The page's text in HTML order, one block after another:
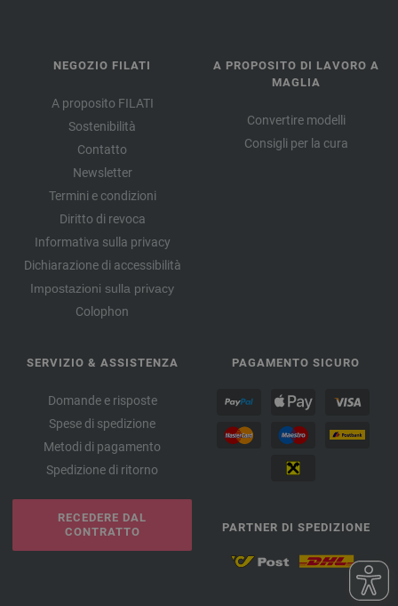
NEGOZIO FILATI
A proposito FILATI
Sostenibilità
Contatto
Newsletter
Termini e condizioni
Diritto di revoca
Informativa sulla privacy
Dichiarazione di accessibilità
Impostazioni sulla privacy
Colophon
A PROPOSITO DI LAVORO A
MAGLIA
Convertire modelli
Consigli per la cura
SERVIZIO & ASSISTENZA
Domande e risposte
Spese di spedizione
Metodi di pagamento
Spedizione di ritorno
RECEDERE DAL
CONTRATTO
PAGAMENTO SICURO
PARTNER DI SPEDIZIONE